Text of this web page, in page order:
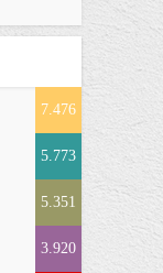
7.476
5.773
5.351
3.920